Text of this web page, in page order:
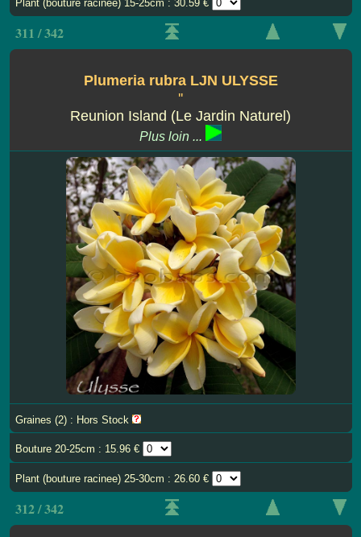
Plant (bouture racinee) 15-25cm : 30.59 €
311 / 342
Plumeria rubra LJN ULYSSE
''
Reunion Island (Le Jardin Naturel)
Plus loin ...
Graines (2) : Hors Stock
Bouture 20-25cm : 15.96 €
Plant (bouture racinee) 25-30cm : 26.60 €
312 / 342